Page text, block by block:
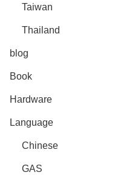
Taiwan
Thailand
blog
Book
Hardware
Language
Chinese
GAS